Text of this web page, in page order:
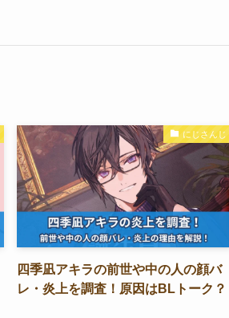
にじさんじ
四季凪アキラの前世や中の人の顔バ
レ・炎上を調査！原因はBLトーク？